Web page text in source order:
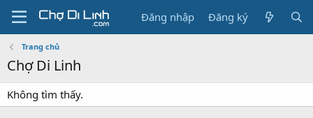
Đăng nhập Đăng ký
Trang chủ
Chợ Di Linh
Không tìm thấy.